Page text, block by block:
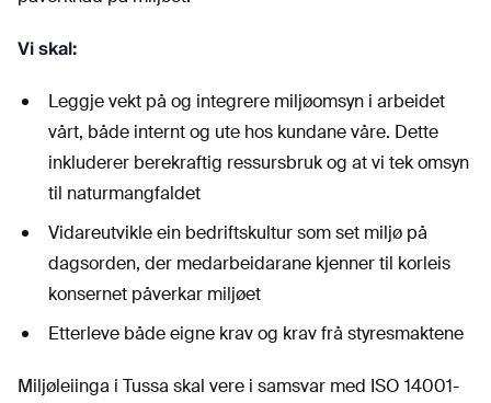
Vi skal:
Leggje vekt på og integrere miljøomsyn i arbeidet
vårt, både internt og ute hos kundane våre. Dette
inkluderer berekraftig ressursbruk og at vi tek omsyn
til naturmangfaldet
Vidareutvikle ein bedriftskultur som set miljø på
dagsorden, der medarbeidarane kjenner til korleis
konsernet påverkar miljøet
Etterleve både eigne krav og krav frå styresmaktene
Miljøleiinga i Tussa skal vere i samsvar med ISO 14001-